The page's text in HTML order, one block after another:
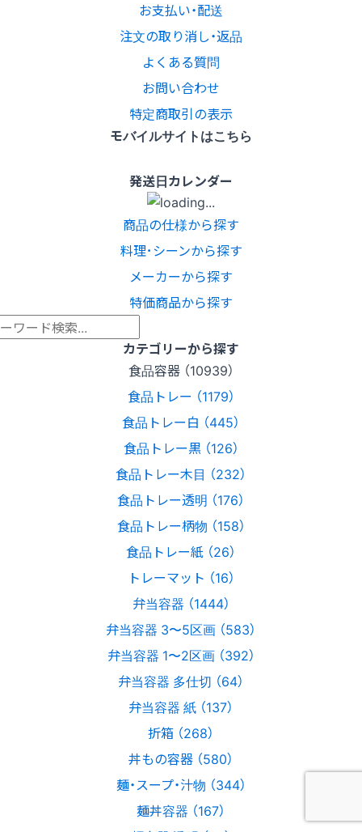
お支払い・配送
注文の取り消し・返品
よくある質問
お問い合わせ
特定商取引の表示
モバイルサイトはこちら
発送日カレンダー
商品の仕様から探す
料理･シーンから探す
メーカーから探す
特価商品から探す
カテゴリーから探す
食品容器 （10939）
食品トレー （1179）
食品トレー白 （445）
食品トレー黒 （126）
食品トレー木目 （232）
食品トレー透明 （176）
食品トレー柄物 （158）
食品トレー紙 （26）
トレーマット （16）
弁当容器 （1444）
弁当容器 3〜5区画 （583）
弁当容器 1〜2区画 （392）
弁当容器 多仕切 （64）
弁当容器 紙 （137）
折箱 （268）
丼もの容器 （580）
麺・スープ・汁物 （344）
麺丼容器 （167）